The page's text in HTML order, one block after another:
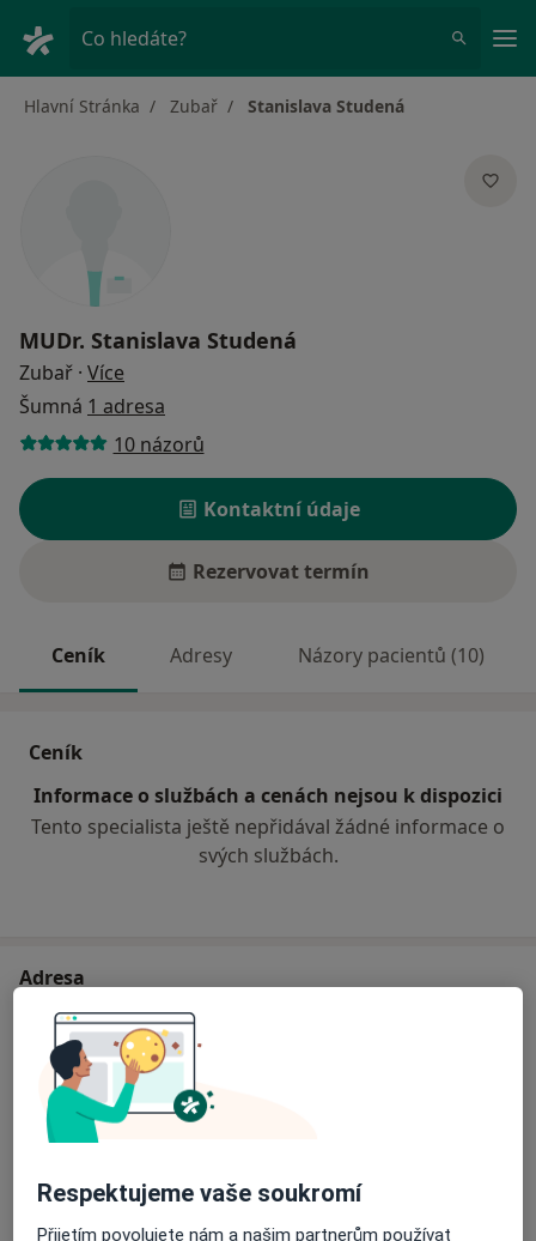
Co hledáte?
Hlavní Stránka Zubař Stanislava Studená
MUDr. Stanislava Studená
Zubař · Více
Šumná 1 adresa
10 názorů
Kontaktní údaje
Rezervovat termín
Ceník Adresy Názory pacientů (10)
Ceník
Informace o službách a cenách nejsou k dispozici
Tento specialista ještě nepřidával žádné informace o
svých službách.
Adresa
Praktický zubní lékař
č.d. 42,Šumná 67102
Dostupnost
Na této adrese online kalendář není aktivní
Respektujeme vaše soukromí
Přijetím povolujete nám a našim partnerům používat